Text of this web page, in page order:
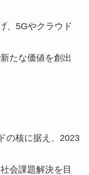
、5Gやクラウド
たな価値を創出
の核に据え、2023
会課題解決を目